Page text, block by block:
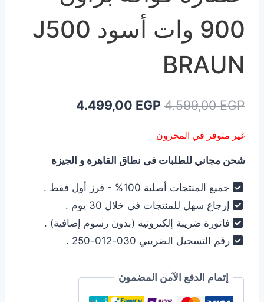
900 وات أسود J500
BRAUN
4.599,00EGP
السعر
هو:
4.599,00 EGP.
4.499,00 EGP
4.499,00 EGP.
غير متوفر في المخزون
شحن مجاني للطلبات فى نطاق القاهرة و الجيزة
جميع المنتجات أصلية 100% - فرز أول فقط .
إرجاع سهل للمنتجات في خلال 30 يوم .
فاتورة ضريبة إلكترونية (بدون رسوم إضافية) .
رقم التسجيل الضريبي 030-012-250 .
إتمام الدفع الآمن المضمون